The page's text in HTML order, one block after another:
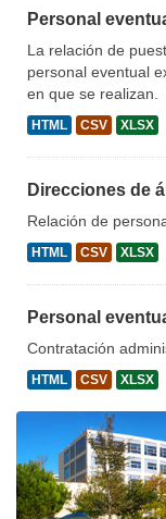
Personal
La relación de
personal eventual
en que se realizan.
HTML CSV XLSX
Direcciones de
Relación de
HTML CSV XLSX
Personal
Contratación
HTML CSV XLSX